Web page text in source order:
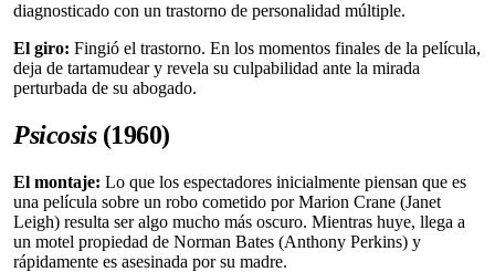
diagnosticado con un trastorno de personalidad múltiple.
El giro: Fingió el trastorno. En los momentos finales de la película,
deja de tartamudear y revela su culpabilidad ante la mirada
perturbada de su abogado.
Psicosis (1960)
El montaje: Lo que los espectadores inicialmente piensan que es
una película sobre un robo cometido por Marion Crane (Janet
Leigh) resulta ser algo mucho más oscuro. Mientras huye, llega a
un motel propiedad de Norman Bates (Anthony Perkins) y
rápidamente es asesinada por su madre.